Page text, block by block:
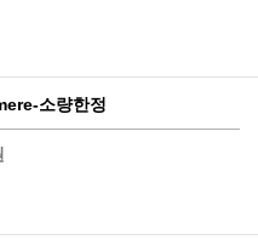
소량한정